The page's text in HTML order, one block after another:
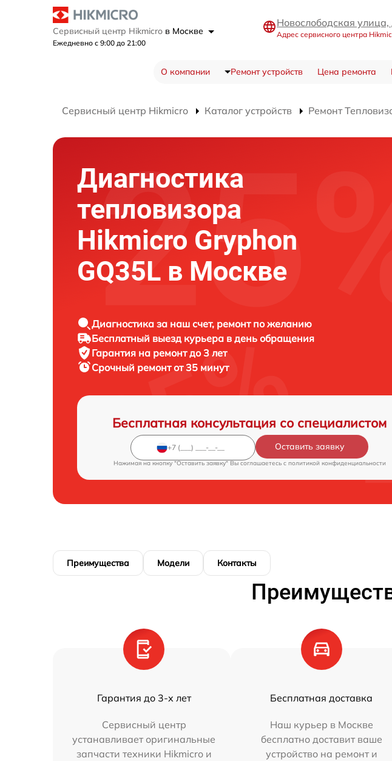
Сервисный центр Hikmicro в Москве
Ежедневно с 9:00 до 21:00
Новослободская улица,
Адрес сервисного центра
О компании Ремонт устройств Цена ремонта
Сервисный центр Hikmicro Каталог устройств Ремонт
Диагностика
тепловизора
Hikmicro Gryphon
GQ35L в Москве
Диагностика за наш счет, ремонт по желанию
Бесплатный выезд курьера в день обращения
Гарантия на ремонт до 3 лет
Срочный ремонт от 35 минут
Бесплатная консультация со специалистом
Оставить заявку
Нажимая на кнопку "Оставить заявку" Вы соглашаетесь c политикой конфиденциальности
Преимущества Модели Контакты
Гарантия до 3-х лет
Сервисный центр
устанавливает оригинальные
запчасти техники Hikmicro и
Бесплатная доставка
Наш курьер в Москве
бесплатно доставит ваше
устройство на ремонт и